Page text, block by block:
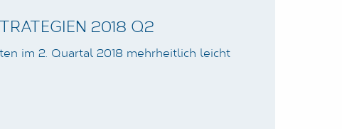
2018 Q2
im 2. Quartal 2018 mehrheitlich leicht